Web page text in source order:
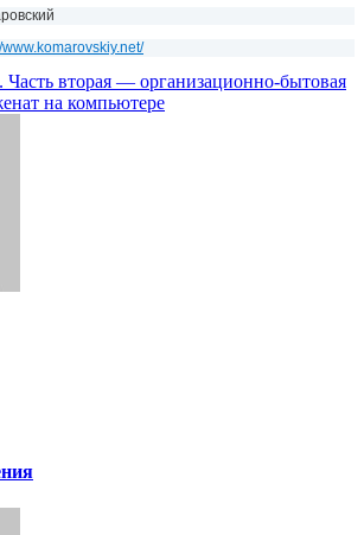
www.komarovskiy.net/
вторая — организационно-бытовая
на компьютере